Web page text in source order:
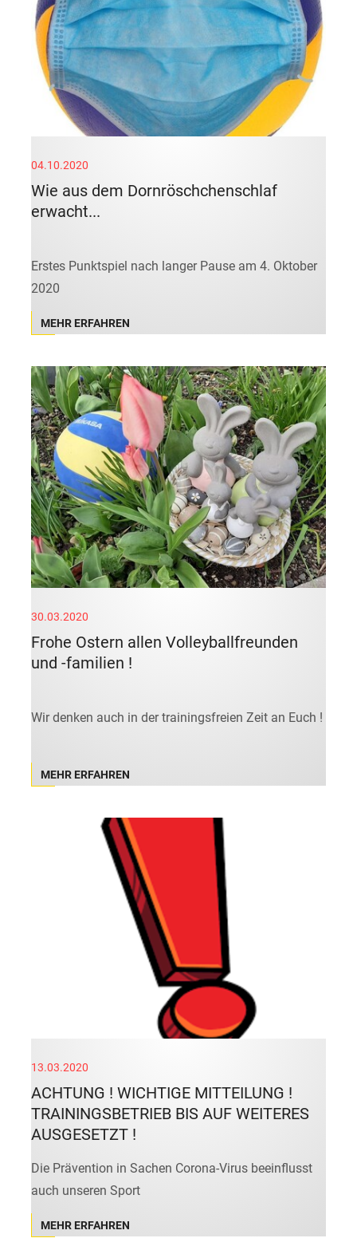
04.10.2020
Wie aus dem Dornröschchenschlaf
erwacht...
Erstes Punktspiel nach langer Pause am 4. Oktober
2020
MEHR ERFAHREN
30.03.2020
Frohe Ostern allen Volleyballfreunden
und -familien !
Wir denken auch in der trainingsfreien Zeit an Euch !
MEHR ERFAHREN
13.03.2020
ACHTUNG ! WICHTIGE MITTEILUNG !
TRAININGSBETRIEB BIS AUF WEITERES
AUSGESETZT !
Die Prävention in Sachen Corona-Virus beeinflusst
auch unseren Sport
MEHR ERFAHREN